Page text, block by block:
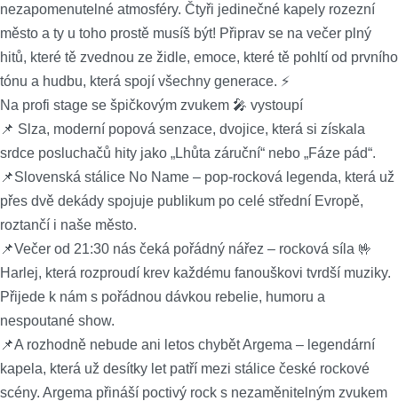
nezapomenutelné atmosféry. Čtyři jedinečné kapely rozezní
město a ty u toho prostě musíš být! Připrav se na večer plný
hitů, které tě zvednou ze židle, emoce, které tě pohltí od prvního
tónu a hudbu, která spojí všechny generace. ⚡️
Na profi stage se špičkovým zvukem 🎤 vystoupí
📌 Slza, moderní popová senzace, dvojice, která si získala
srdce posluchačů hity jako „Lhůta záruční“ nebo „Fáze pád“.
📌Slovenská stálice No Name – pop-rocková legenda, která už
přes dvě dekády spojuje publikum po celé střední Evropě,
roztančí i naše město.
📌Večer od 21:30 nás čeká pořádný nářez – rocková síla 🤟
Harlej, která rozproudí krev každému fanouškovi tvrdší muziky.
Přijede k nám s pořádnou dávkou rebelie, humoru a
nespoutané show.
📌A rozhodně nebude ani letos chybět Argema – legendární
kapela, která už desítky let patří mezi stálice české rockové
scény. Argema přináší poctivý rock s nezaměnitelným zvukem